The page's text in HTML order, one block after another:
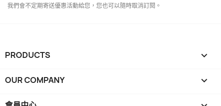
我們會不定期寄送優惠活動給您，您也可以隨時取消訂閱。
PRODUCTS 
OUR COMPANY 